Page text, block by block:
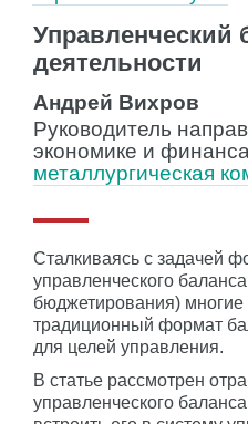
Управленческий
деятельности
Андрей Вихров
Руководитель
экономике и
металлургическая
Сталкиваясь с задачей
управленческого
бюджетирования)
традиционный формат
для целей управления.
В статье рассмотрен
управленческого